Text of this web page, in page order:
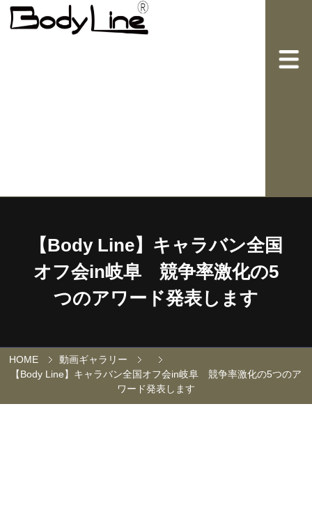
【Body Line】キャラバン全国
オフ会in岐阜 競争率激化の5
つのアワード発表します
HOME
動画ギャラリー
【Body Line】キャラバン全国オフ会in岐阜 競争率激化の5つのア
ワード発表します